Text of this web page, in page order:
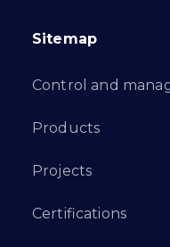
Sitemap
Control and
Products
Projects
Certifications